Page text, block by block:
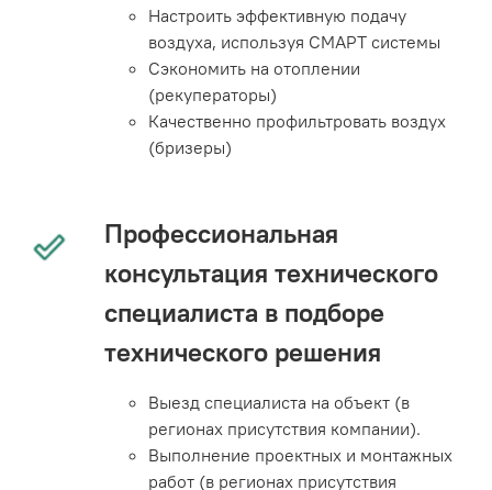
Настроить эффективную подачу
воздуха, используя СМАРТ системы
Сэкономить на отоплении
(рекуператоры)
Качественно профильтровать воздух
(бризеры)
Профессиональная
консультация технического
специалиста в подборе
технического решения
Выезд специалиста на объект (в
регионах присутствия компании).
Выполнение проектных и монтажных
работ (в регионах присутствия